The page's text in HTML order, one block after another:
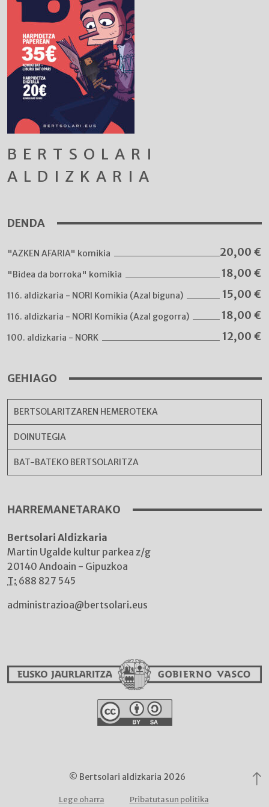
BERTSOLARI
ALDIZKARIA
DENDA
"AZKEN AFARIA" komikia 20,00 €
"Bidea da borroka" komikia 18,00 €
116. aldizkaria - NORI Komikia (Azal biguna) 15,00 €
116. aldizkaria - NORI Komikia (Azal gogorra) 18,00 €
100. aldizkaria - NORK 12,00 €
GEHIAGO
BERTSOLARITZAREN HEMEROTEKA
DOINUTEGIA
BAT-BATEKO BERTSOLARITZA
HARREMANETARAKO
Bertsolari Aldizkaria
Martin Ugalde kultur parkea z/g
20140 Andoain - Gipuzkoa
T: 688 827 545
administrazioa@bertsolari.eus
© Bertsolari aldizkaria 2026
Lege oharra
Pribatutasun politika